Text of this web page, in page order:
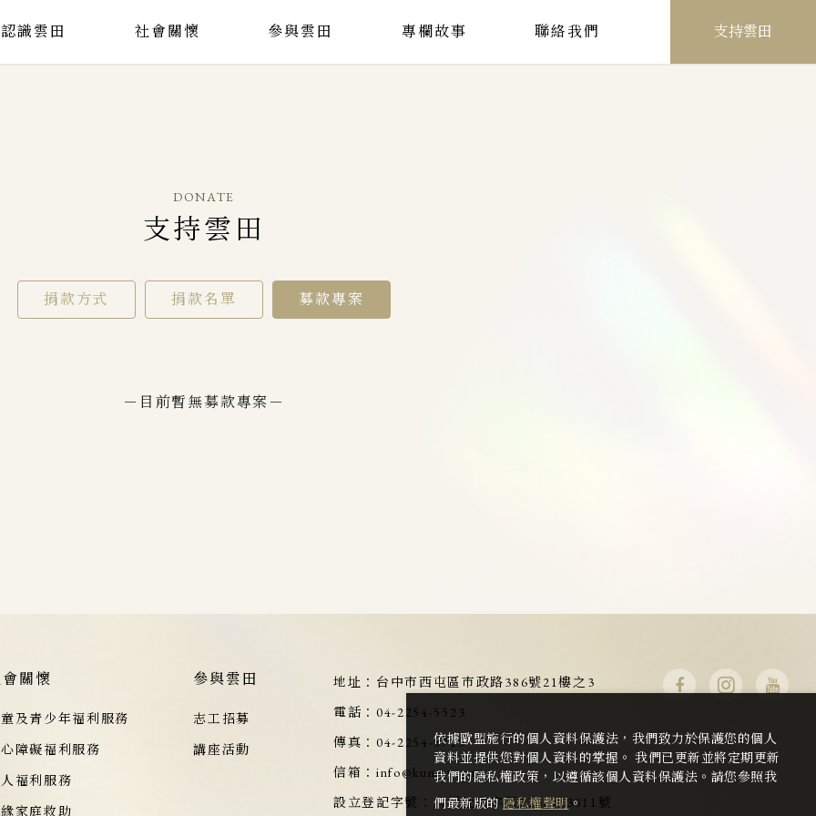
認識雲田 社會關懷 參與雲田 專欄故事 聯絡我們 支持雲田
DONATE
支持雲田
捐款方式 捐款名單 募款專案
－目前暫無募款專案－
關懷
及青少年福利服務
障礙福利服務
福利服務
家庭救助
參與雲田
志工招募
講座活動
地址： 台中市西屯區市政路386號21樓之3
電話：04-2254-5523
傳真：04-2254-5715
信箱：info@kumota.org
設立登記字號： 府授社助字第1100143811號
依據歐盟施行的個人資料保護法，我們致力於保護您的個人
資料並提供您對個人資料的掌握。 我們已更新並將定期更新
我們的隱私權政策，以遵循該個人資料保護法。請您參照我
們最新版的隱私權聲明。